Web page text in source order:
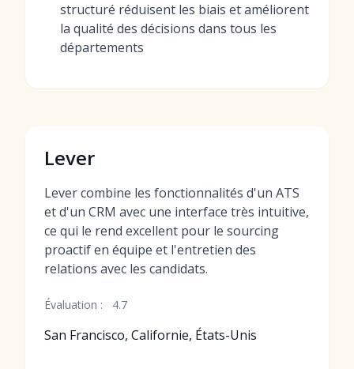
structuré réduisent les biais et améliorent
la qualité des décisions dans tous les
départements
Lever
Lever combine les fonctionnalités d'un ATS
et d'un CRM avec une interface très intuitive,
ce qui le rend excellent pour le sourcing
proactif en équipe et l'entretien des
relations avec les candidats.
Évaluation : 4.7
San Francisco, Californie, États-Unis